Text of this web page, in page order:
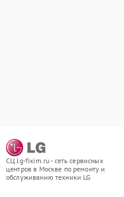
СЦ lg-fixim.ru - сеть сервисных
центров в Москве по ремонту и
обслуживанию техники LG